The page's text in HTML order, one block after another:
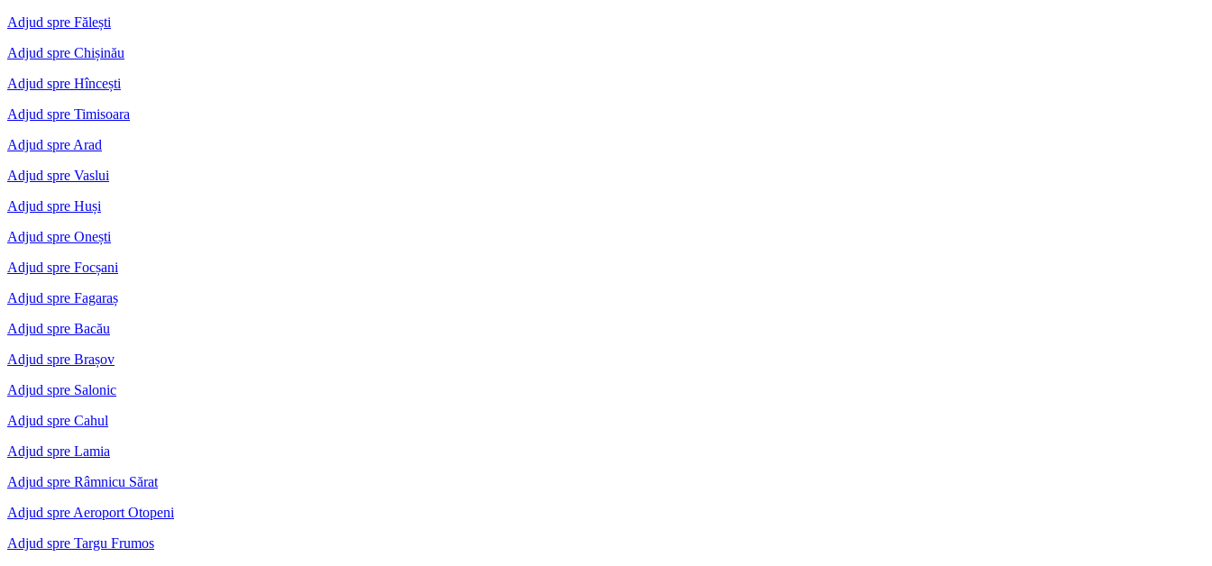
Adjud spre Fălești
Adjud spre Chișinău
Adjud spre Hîncești
Adjud spre Timisoara
Adjud spre Arad
Adjud spre Vaslui
Adjud spre Huși
Adjud spre Onești
Adjud spre Focșani
Adjud spre Fagaraș
Adjud spre Bacău
Adjud spre Brașov
Adjud spre Salonic
Adjud spre Cahul
Adjud spre Lamia
Adjud spre Râmnicu Sărat
Adjud spre Aeroport Otopeni
Adjud spre Targu Frumos